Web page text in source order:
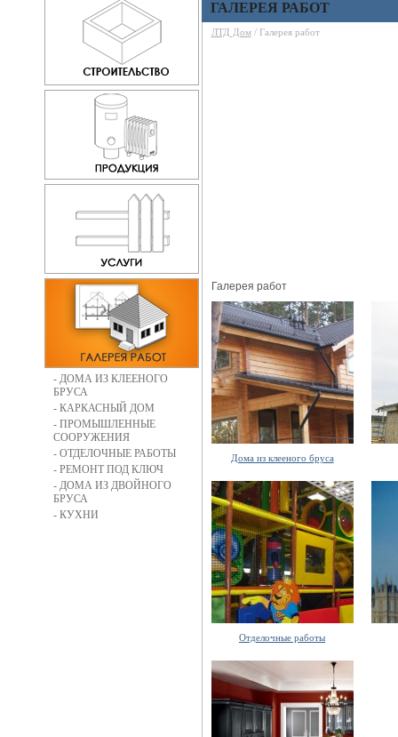
- ДОМА ИЗ КЛЕЕНОГО
БРУСА
- КАРКАСНЫЙ ДОМ
- ПРОМЫШЛЕННЫЕ
СООРУЖЕНИЯ
- ОТДЕЛОЧНЫЕ РАБОТЫ
- РЕМОНТ ПОД КЛЮЧ
- ДОМА ИЗ ДВОЙНОГО
БРУСА
- КУХНИ
ГАЛЕРЕЯ РАБОТ
ЛТД Дом/ Галерея работ
Галерея работ
Дома из клееного бруса
Отделочные работы